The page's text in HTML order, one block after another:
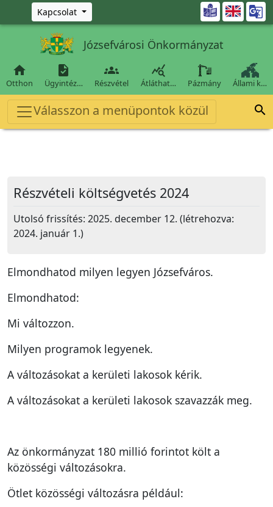
Ugrás a fő tartalomra
Kapcsolat 
Józsefvárosi Önkormányzat

Otthon

Ügyintéz…

Részvétel

Átláthat… Pázmány Állami k…
Válasszon a menüpontok közül 
Részvételi költségvetés 2024
Utolsó frissítés: 2025. december 12. (létrehozva:
2024. január 1.)
Elmondhatod milyen legyen Józsefváros.
Elmondhatod:
Mi változzon.
Milyen programok legyenek.
A változásokat a kerületi lakosok kérik.
A változásokat a kerületi lakosok szavazzák meg.
Az önkormányzat 180 millió forintot költ a
közösségi változásokra.
Ötlet közösségi változásra például: